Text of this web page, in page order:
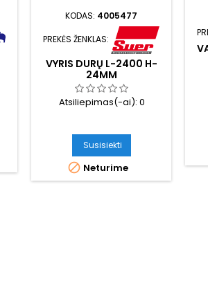
KODAS: 4005477
PREKĖS ŽENKLAS:
VYRIS DURŲ L-2400 H-
24MM
Atsiliepimas(-ai): 0
Susisiekti
 Neturime